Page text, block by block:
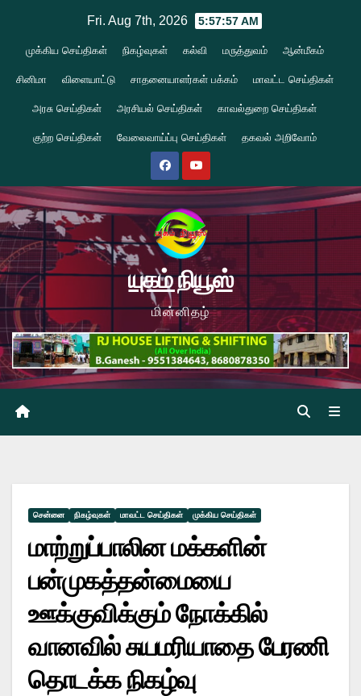
content
Fri. Aug 7th, 2026 5:57:58 AM
முக்கிய செய்திகள் நிகழ்வுகள் கல்வி மருத்துவம் ஆன்மீகம்
சினிமா விளையாட்டு சாதனையாளர்கள் பக்கம் மாவட்ட செய்திகள்
அரசு செய்திகள் அரசியல் செய்திகள் காவல்துறை செய்திகள்
குற்ற செய்திகள் வேலைவாய்ப்பு செய்திகள் தகவல் அறிவோம்
யுகம் நியூஸ்
மின்னிதழ்
சென்னை நிகழ்வுகள் மாவட்ட செய்திகள் முக்கிய செய்திகள்
மாற்றுப்பாலின மக்களின்
பன்முகத்தன்மையை
ஊக்குவிக்கும் நோக்கில்
வானவில் சுயமரியாதை பேரணி
தொடக்க நிகழ்வு